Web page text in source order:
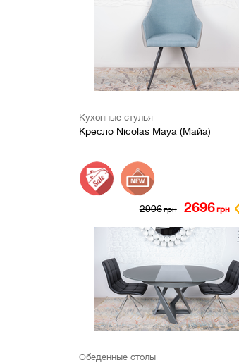
Кухонные стулья
Кресло Nicolas Maya (Майа)
2996грн 2696грн
Обеденные столы